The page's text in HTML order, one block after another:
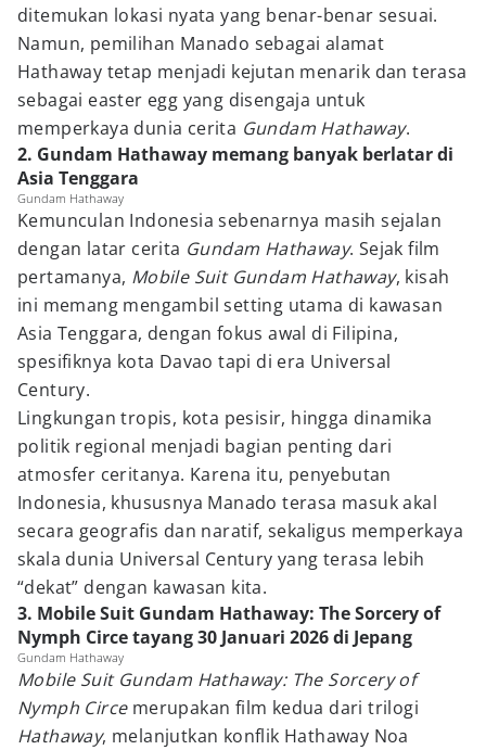
ditemukan lokasi nyata yang benar-benar sesuai.
Namun, pemilihan Manado sebagai alamat
Hathaway tetap menjadi kejutan menarik dan terasa
sebagai easter egg yang disengaja untuk
memperkaya dunia cerita Gundam Hathaway.
2. Gundam Hathaway memang banyak berlatar di
Asia Tenggara
Gundam Hathaway
Kemunculan Indonesia sebenarnya masih sejalan
dengan latar cerita Gundam Hathaway. Sejak film
pertamanya, Mobile Suit Gundam Hathaway, kisah
ini memang mengambil setting utama di kawasan
Asia Tenggara, dengan fokus awal di Filipina,
spesifiknya kota Davao tapi di era Universal
Century.
Lingkungan tropis, kota pesisir, hingga dinamika
politik regional menjadi bagian penting dari
atmosfer ceritanya. Karena itu, penyebutan
Indonesia, khususnya Manado terasa masuk akal
secara geografis dan naratif, sekaligus memperkaya
skala dunia Universal Century yang terasa lebih
“dekat” dengan kawasan kita.
3. Mobile Suit Gundam Hathaway: The Sorcery of
Nymph Circe tayang 30 Januari 2026 di Jepang
Gundam Hathaway
Mobile Suit Gundam Hathaway: The Sorcery of
Nymph Circemerupakan film kedua dari trilogi
Hathaway, melanjutkan konflik Hathaway Noa